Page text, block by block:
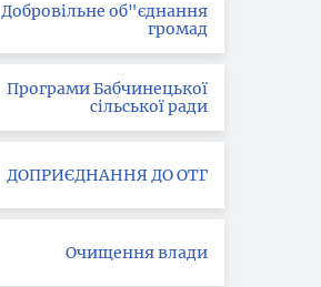
Добровільне об"єднання
громад
Програми Бабчинецької
сільської ради
ДОПРИЄДНАННЯ ДО ОТГ
Очищення влади